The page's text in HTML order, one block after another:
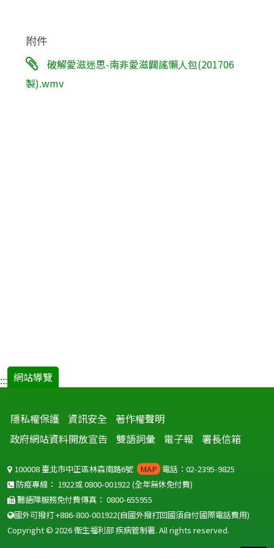
附件
破解愛滋迷思-南非愛滋闢謠懶人包(201706
製).wmv
::: 網站導覽
隱私權保護 資訊安全 著作權聲明
政府網站資料開放宣告
雙語詞彙 電子報 署長信箱
100008 臺北市中正區林森南路6號 MAP 電話：02-2395-9825
防疫專線： 1922或0800-001922(全年無休免付費)
聽語障服務免付費傳真： 0800-655955
國外可撥打+886-800-001922(自國外撥打回國須自付國際電話費用)
Copyright © 2026 衛生福利部 疾病管制署. All rights reserved.